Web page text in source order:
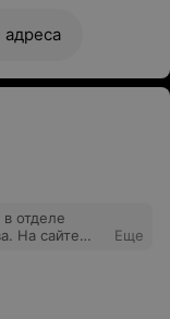
Для
Или на это
Сожалею,
адреса
отделе
На сайте
не
в
не
Еще